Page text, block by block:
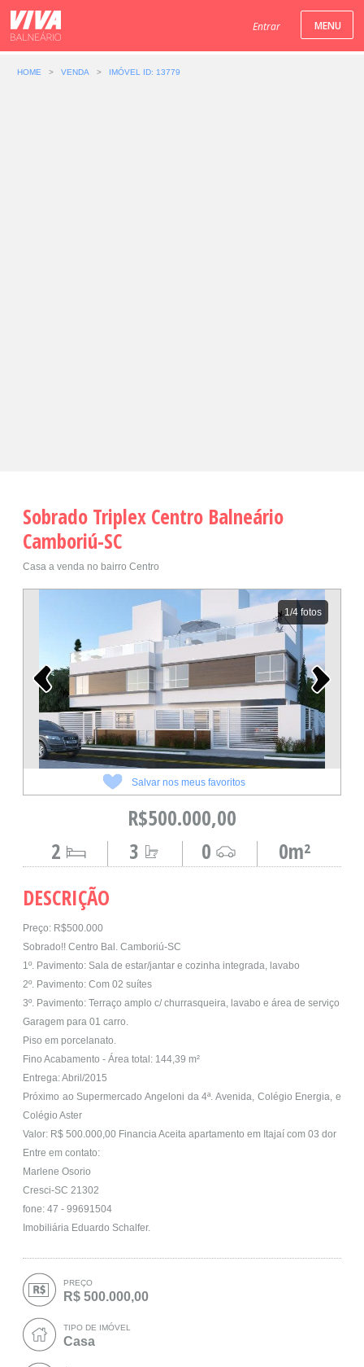
Entrar
HOME > VENDA > IMÓVEL ID: 13779
Sobrado Triplex Centro Balneário
Camboriú-SC
Casa a venda no bairro Centro
1/4 fotos
Salvar nos meus favoritos
R$500.000,00
0m²
0
3
2
DESCRIÇÃO
Preço: R$500.000
Sobrado!! Centro Bal. Camboriú-SC
1º. Pavimento: Sala de estar/jantar e cozinha integrada, lavabo
2º. Pavimento: Com 02 suítes
3º. Pavimento: Terraço amplo c/ churrasqueira, lavabo e área de serviço
Garagem para 01 carro.
Piso em porcelanato.
Fino Acabamento - Área total: 144,39 m²
Entrega: Abril/2015
Próximo ao Supermercado Angeloni da 4ª. Avenida, Colégio Energia, e
Colégio Aster
Valor: R$ 500.000,00 Financia Aceita apartamento em Itajaí com 03 dor
Entre em contato:
Marlene Osorio
Cresci-SC 21302
fone: 47 - 99691504
Imobiliária Eduardo Schalfer.
PREÇO
R$ 500.000,00
TIPO DE IMÓVEL
Casa